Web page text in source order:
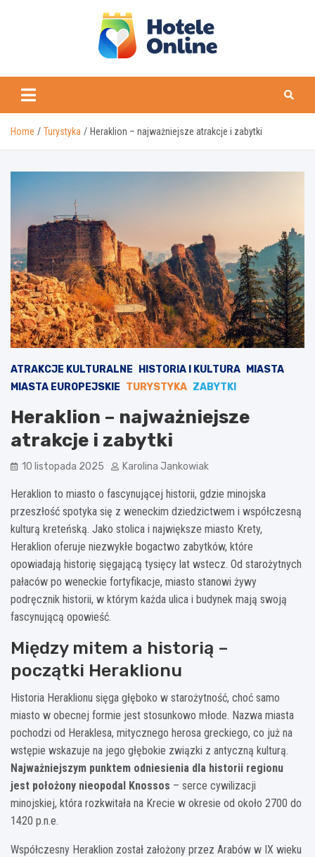
Home Turystyka Heraklion – najważniejsze atrakcje i zabytki
ATRAKCJE KULTURALNE HISTORIA I KULTURA
MIASTA
MIASTA EUROPEJSKIE TURYSTYKA ZABYTKI
Heraklion – najważniejsze
atrakcje i zabytki
10 listopada 2025 Karolina Jankowiak
Heraklion to miasto o fascynującej historii, gdzie minojska
przeszłość spotyka się z weneckim dziedzictwem i współczesną
kulturą kreteńską. Jako stolica i największe miasto Krety,
Heraklion oferuje niezwykłe bogactwo zabytków, które
opowiadają historię sięgającą tysięcy lat wstecz. Od starożytnych
pałaców po weneckie fortyfikacje, miasto stanowi żywy
podręcznik historii, w którym każda ulica i budynek mają swoją
fascynującą opowieść.
Między mitem a historią –
początki Heraklionu
Historia Heraklionu sięga głęboko w starożytność, choć samo
miasto w obecnej formie jest stosunkowo młode. Nazwa miasta
pochodzi od Heraklesa, mitycznego herosa greckiego, co już na
wstępie wskazuje na jego głębokie związki z antyczną kulturą.
Najważniejszym punktem odniesienia dla historii regionu
jest położony nieopodal Knossos – serce cywilizacji
minojskiej, która rozkwitała na Krecie w okresie od około 2700 do
1420 p.n.e.
Współczesny Heraklion został założony przez Arabów w IX wieku